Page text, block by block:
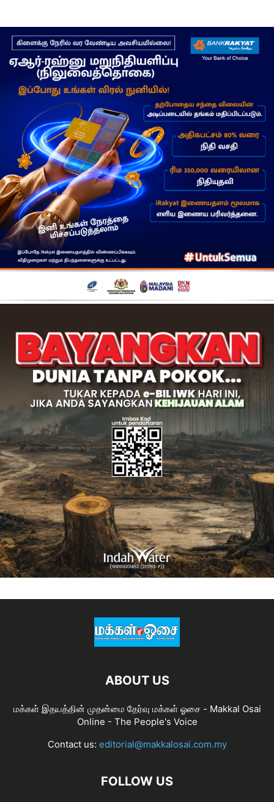
ABOUT US
மக்கள் இதயத்தின் முதன்மை தேர்வு மக்கள் ஓசை - Makkal Osai
Online - The People's Voice
Contact us: editorial@makkalosai.com.my
FOLLOW US